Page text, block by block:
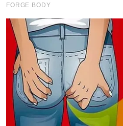
FORGE BODY